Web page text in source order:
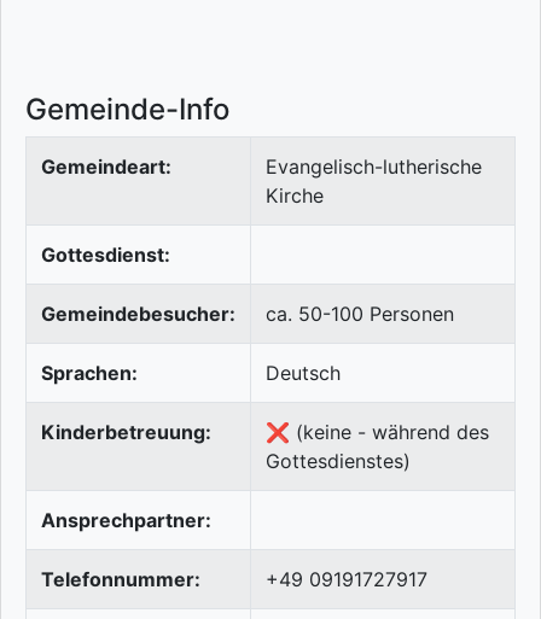
Gemeinde-Info
Gemeindeart:
Evangelisch-lutherische
Kirche
Gottesdienst:
Gemeindebesucher: ca. 50-100 Personen
Sprachen: Deutsch
Kinderbetreuung:
❌ (keine - während des
Gottesdienstes)
Ansprechpartner:
Telefonnummer: +49 09191727917